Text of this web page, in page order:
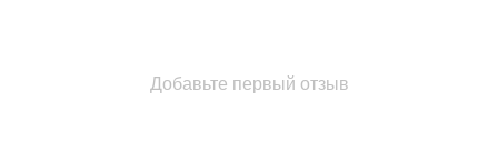
Добавьте первый отзыв